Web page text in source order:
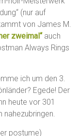
(nur auf
von James M.
zweimal“auch
Always Rings
ich um den 3.
Egede! Der
heute vor 301
postume)